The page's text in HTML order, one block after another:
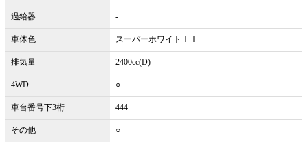
過給器 -
車体色 スーパーホワイトＩＩ
排気量 2400cc(D)
4WD ○
車台番号下3桁 444
その他 ○